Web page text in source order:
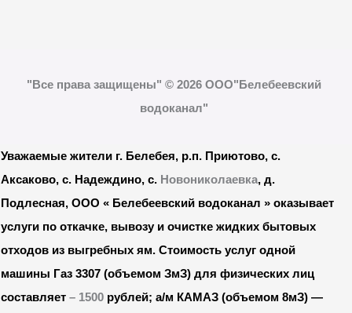
"Все права защищены" © 2026 ООО"Белебеевский
водоканал"
Уважаемые жители г. Белебея, р.п. Приютово, с.
Аксаково, с. Надеждино, с. Новониколаевка, д.
Подлесная, ООО « Белебеевский водоканал » оказывает
услуги по откачке, вывозу и очистке жидких бытовых
отходов из выгребных ям. Стоимость услуг одной
машины Газ 3307 (объемом ЗмЗ) для физических лиц
составляет– 1500 рублей; а/м КАМАЗ (объемом 8мЗ) —